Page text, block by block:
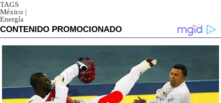
TAGS
México |
Energía